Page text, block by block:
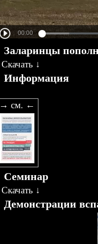
Заларинцы
Скачать ↓
Информация
→ см. ←
Семинар
Скачать ↓
Демонстрации